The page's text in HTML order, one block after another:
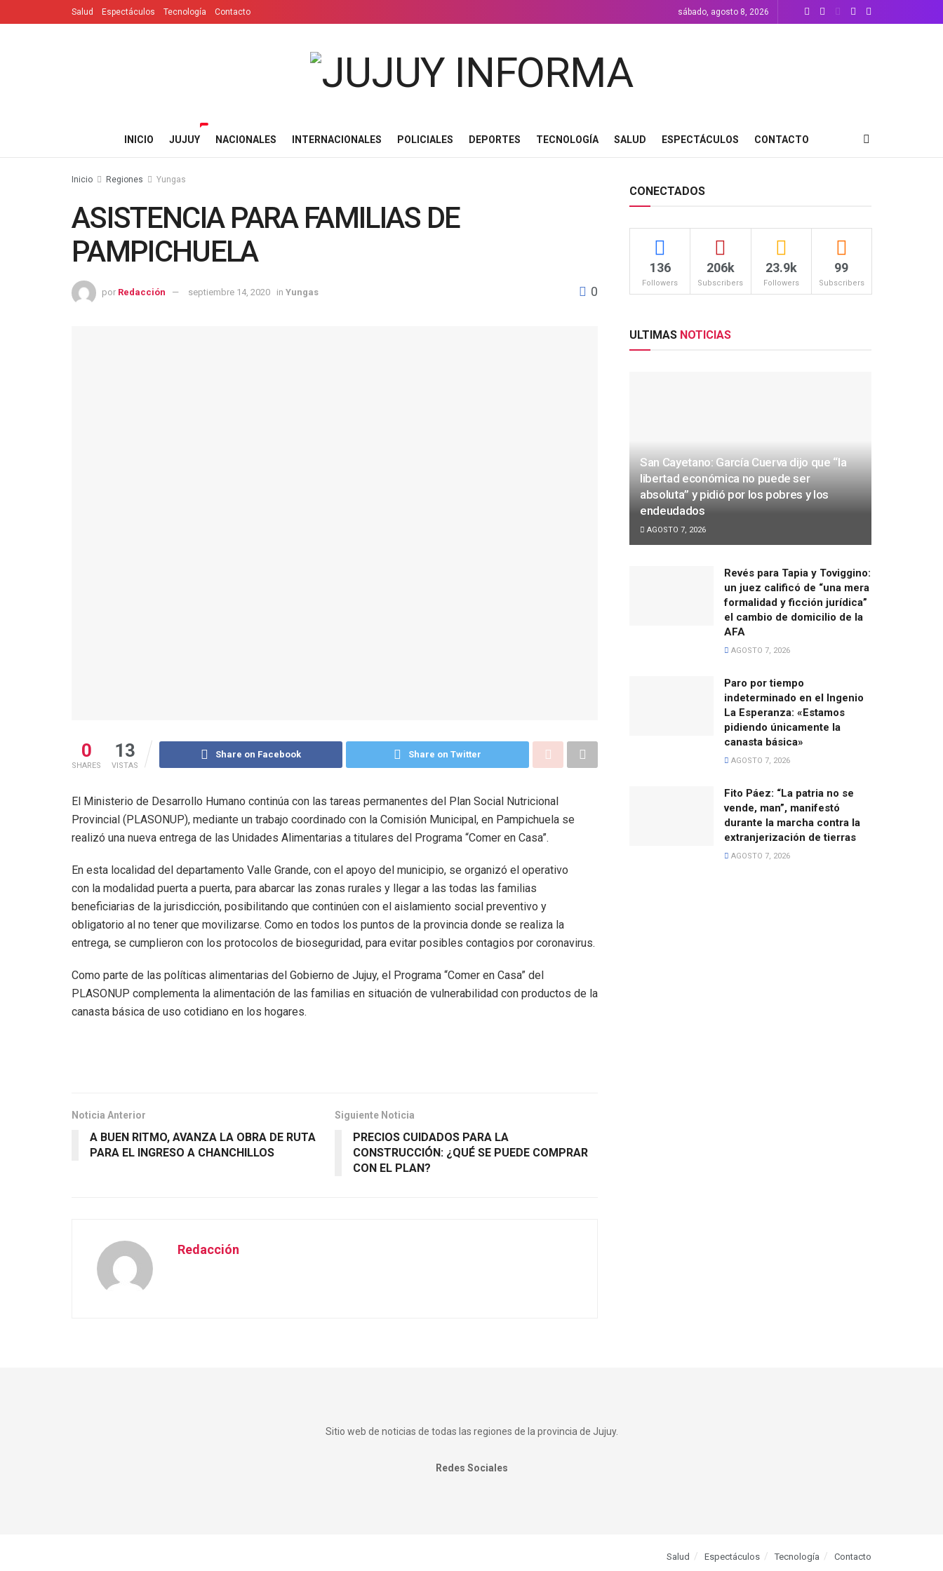
Salud Espectáculos Tecnología Contacto sábado, agosto 8, 2026
INICIO JUJUY NACIONALES INTERNACIONALES POLICIALES DEPORTES TECNOLOGÍA SALUD ESPECTÁCULOS CONTACTO
Inicio Regiones Yungas
ASISTENCIA PARA FAMILIAS DE
PAMPICHUELA
por Redacción septiembre 14, 2020 in Yungas 0
0
SHARES
13
VISTAS
Share on Facebook Share on Twitter
El Ministerio de Desarrollo Humano continúa con las tareas permanentes del Plan Social Nutricional
Provincial (PLASONUP), mediante un trabajo coordinado con la Comisión Municipal, en Pampichuela se
realizó una nueva entrega de las Unidades Alimentarias a titulares del Programa “Comer en Casa”.
En esta localidad del departamento Valle Grande, con el apoyo del municipio, se organizó el operativo
con la modalidad puerta a puerta, para abarcar las zonas rurales y llegar a las todas las familias
beneficiarias de la jurisdicción, posibilitando que continúen con el aislamiento social preventivo y
obligatorio al no tener que movilizarse. Como en todos los puntos de la provincia donde se realiza la
entrega, se cumplieron con los protocolos de bioseguridad, para evitar posibles contagios por coronavirus.
Como parte de las políticas alimentarias del Gobierno de Jujuy, el Programa “Comer en Casa” del
PLASONUP complementa la alimentación de las familias en situación de vulnerabilidad con productos de la
canasta básica de uso cotidiano en los hogares.
Noticia Anterior
A BUEN RITMO, AVANZA LA OBRA DE RUTA
PARA EL INGRESO A CHANCHILLOS
Siguiente Noticia
PRECIOS CUIDADOS PARA LA
CONSTRUCCIÓN: ¿QUÉ SE PUEDE COMPRAR
CON EL PLAN?
Redacción
CONECTADOS
136
Followers
206k
Subscribers
23.9k
Followers
99
Subscribers
ULTIMAS NOTICIAS
San Cayetano: García Cuerva dijo que “la
libertad económica no puede ser
absoluta” y pidió por los pobres y los
endeudados
AGOSTO 7, 2026
Revés para Tapia y Toviggino:
un juez calificó de “una mera
formalidad y ficción jurídica”
el cambio de domicilio de la
AFA
AGOSTO 7, 2026
Paro por tiempo
indeterminado en el Ingenio
La Esperanza: «Estamos
pidiendo únicamente la
canasta básica»
AGOSTO 7, 2026
Fito Páez: “La patria no se
vende, man”, manifestó
durante la marcha contra la
extranjerización de tierras
AGOSTO 7, 2026
Sitio web de noticias de todas las regiones de la provincia de Jujuy.
Redes Sociales
Salud Espectáculos Tecnología Contacto